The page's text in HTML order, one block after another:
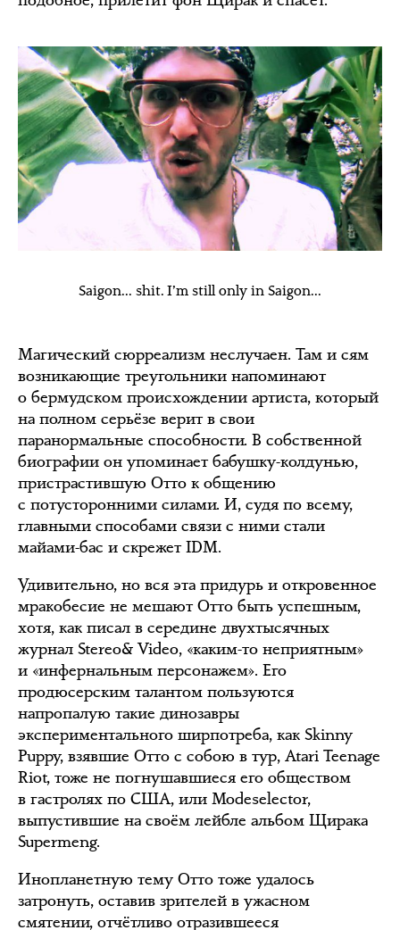
Saigon… shit. I’m still only in Saigon…
Магический сюрреализм неслучаен. Там и сям
возникающие треугольники напоминают
о бермудском происхождении артиста, который
на полном серьёзе верит в свои
паранормальные способности. В собственной
биографии он упоминает бабушку-колдунью,
пристрастившую Отто к общению
с потусторонними силами. И, судя по всему,
главными способами связи с ними стали
майами-бас и скрежет IDM.
Удивительно, но вся эта придурь и откровенное
мракобесие не мешают Отто быть успешным,
хотя, как писал в середине двухтысячных
журнал Stereo& Video, «каким-то неприятным»
и «инфернальным персонажем». Его
продюсерским талантом пользуются
напропалую такие динозавры
экспериментального ширпотреба, как Skinny
Puppy, взявшие Отто с собою в тур, Atari Teenage
Riot, тоже не погнушавшиеся его обществом
в гастролях по США, или Modeselector,
выпустившие на своём лейбле альбом Щирака
Supermeng.
Инопланетную тему Отто тоже удалось
затронуть, оставив зрителей в ужасном
смятении, отчётливо отразившееся